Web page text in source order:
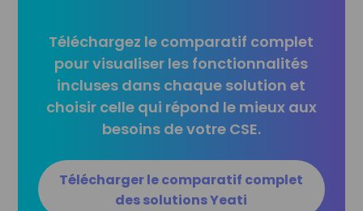
Téléchargez le comparatif complet
pour visualiser les fonctionnalités
incluses dans chaque solution et
choisir celle qui répond le mieux aux
besoins de votre CSE.
Télécharger le comparatif complet
des solutions Yeati